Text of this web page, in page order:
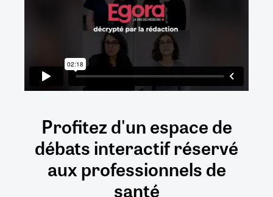
Profitez d'un espace de
débatsinteractifréservé
auxprofessionnels de
santé